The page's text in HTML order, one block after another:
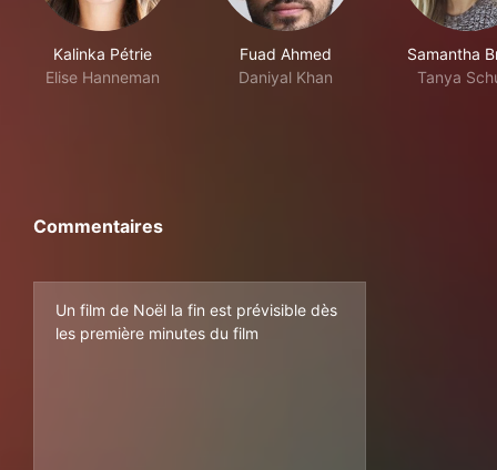
Kalinka Pétrie
Elise Hanneman
Fuad Ahmed
Daniyal Khan
Samantha
Tanya
Commentaires
Un film de Noël la fin est prévisible dès
les première minutes du film